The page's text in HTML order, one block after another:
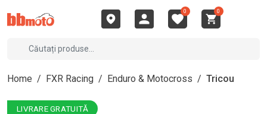
0 0
Home / FXR Racing / Enduro & Motocross / Tricou
LIVRARE GRATUITĂ